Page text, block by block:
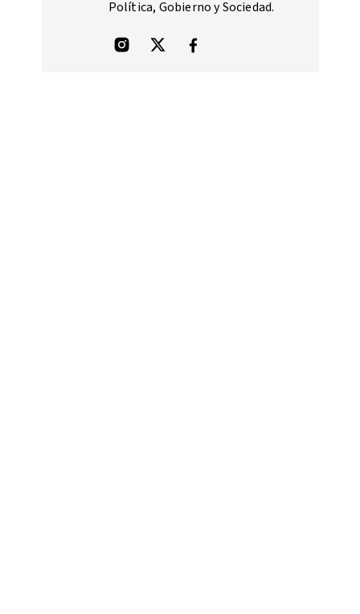
Política, Gobierno y Sociedad.